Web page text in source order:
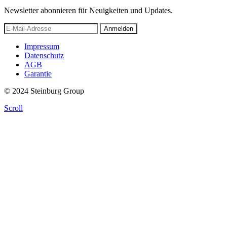
Newsletter abonnieren für Neuigkeiten und Updates.
Anmelden
Impressum
Datenschutz
AGB
Garantie
© 2024 Steinburg Group
Scroll